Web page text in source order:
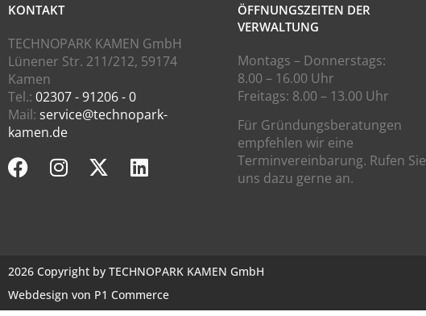
KONTAKT
TECHNOPARK KAMEN GmbH
Lünener Str. 211/212, 59174
Kamen
Tel.: 02307 - 91206 - 0
Mail: service@technopark-
kamen.de
ÖFFNUNGSZEITEN DER
VERWALTUNG
Montags – Donnerstags:
8.00 – 16.00 Uhr
Freitags: 8.00 – 13.00 Uhr
Für Gründungsberatungen
empfehlen wir eine
Terminvereinbarung. Rufen Sie
uns dazu gerne an.
2026 Copyright by TECHNOPARK KAMEN GmbH
Webdesign von P1 Commerce